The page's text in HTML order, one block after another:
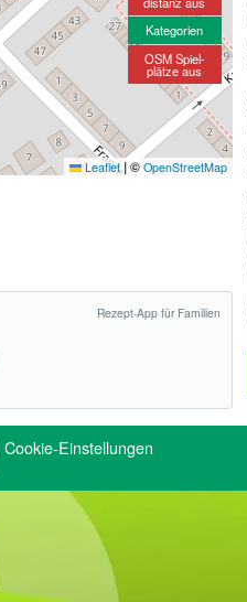
Leaflet |© OpenStreetMap
Kategorien
OSM Spiel-
plätze aus
Rezept-App für Familien
Cookie-Einstellungen